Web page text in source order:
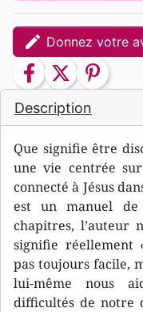
Description
Que signifie être
une vie centrée
connecté à Jésus
est un manuel
chapitres, l’auteur
signifie réellement
pas toujours facile,
lui-même nous
difficultés de notre
edit Donnez votre
facebook twitter pinterest